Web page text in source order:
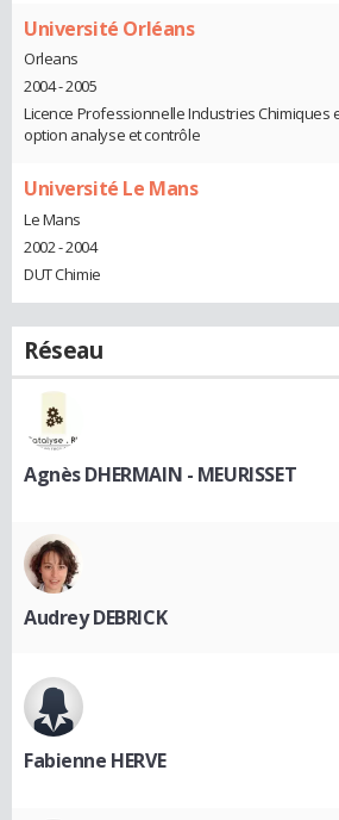
Université Orléans
Orleans
2004 - 2005
Licence Professionnelle Industries Chimiques
option analyse et contrôle
Université Le Mans
Le Mans
2002 - 2004
DUT Chimie
Réseau
Agnès DHERMAIN - MEURISSET
Audrey DEBRICK
Fabienne HERVE